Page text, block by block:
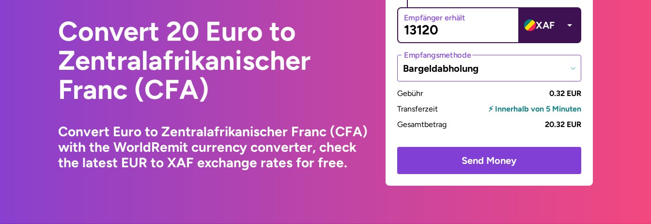
Convert 20 Euro to
Zentralafrikanischer
Franc (CFA)
Convert Euro to Zentralafrikanischer Franc (CFA)
with the WorldRemit currency converter, check
the latest EUR to XAF exchange rates for free.
Empfänger erhält
XAF
Empfangsmethode
Bargeldabholung
Gebühr
0.32 EUR
Transferzeit
⚡ Innerhalb von 5 Minuten
Gesamtbetrag
20.32 EUR
Send Money